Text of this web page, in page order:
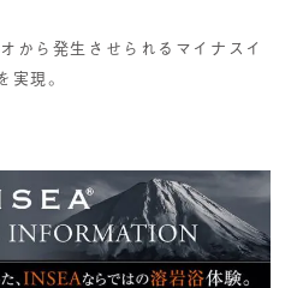
から発生させられるマイナスイ
現。